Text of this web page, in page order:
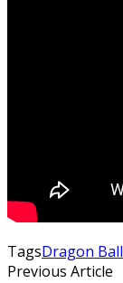
TagsDragon Ball
Previous Article